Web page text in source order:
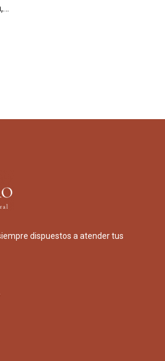
dispuestos a atender tus